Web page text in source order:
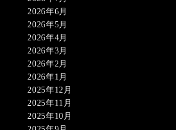
2026年6月
2026年5月
2026年4月
2026年3月
2026年2月
2026年1月
2025年12月
2025年11月
2025年10月